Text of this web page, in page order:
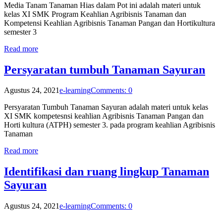
Media Tanam Tanaman Hias dalam Pot ini adalah materi untuk
kelas XI SMK Program Keahlian Agribisnis Tanaman dan
Kompetensi Keahlian Agribisnis Tanaman Pangan dan Hortikultura
semester 3
Read more
Persyaratan tumbuh Tanaman Sayuran
Agustus 24, 2021e-learningComments: 0
Persyaratan Tumbuh Tanaman Sayuran adalah materi untuk kelas
XI SMK kompetesnsi keahlian Agribisnis Tanaman Pangan dan
Horti kultura (ATPH) semester 3. pada program keahlian Agribisnis
Tanaman
Read more
Identifikasi dan ruang lingkup Tanaman
Sayuran
Agustus 24, 2021e-learningComments: 0